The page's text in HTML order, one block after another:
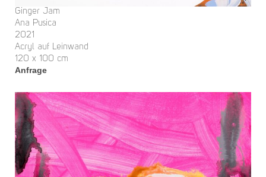
Ginger Jam
Ana Pusica
2021
Acryl auf Leinwand
120 x 100 cm
Anfrage